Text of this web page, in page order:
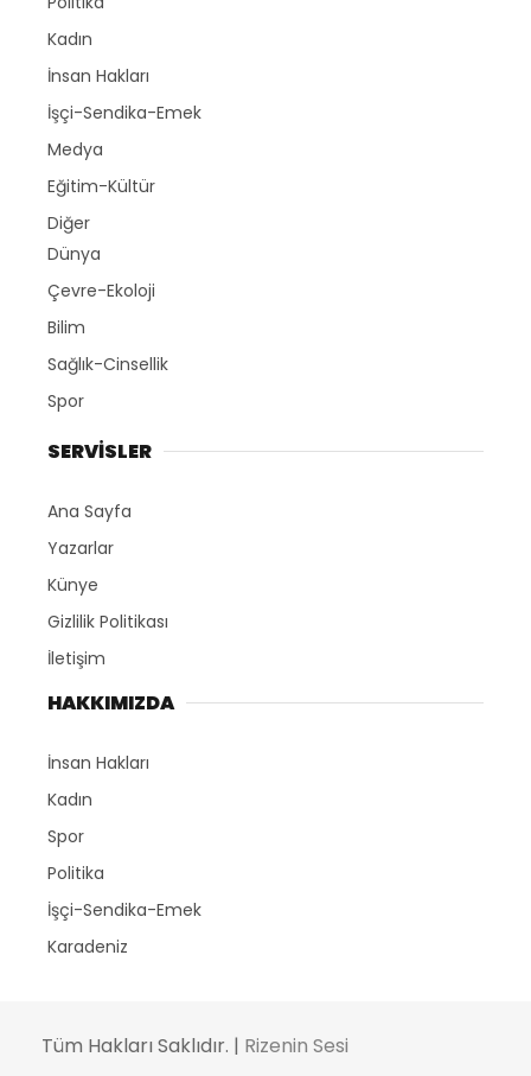
Kadın
İnsan Hakları
İşçi-Sendika-Emek
Medya
Eğitim-Kültür
Diğer
Dünya
Çevre-Ekoloji
Bilim
Sağlık-Cinsellik
Spor
SERVİSLER
Ana Sayfa
Yazarlar
Künye
Gizlilik Politikası
İletişim
HAKKIMIZDA
İnsan Hakları
Kadın
Spor
Politika
İşçi-Sendika-Emek
Karadeniz
Tüm Hakları Saklıdır. | Rizenin Sesi